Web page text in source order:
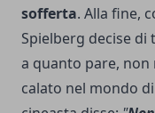
sofferta. Alla fine,
Spielberg decise
a quanto pare, non
calato nel mondo